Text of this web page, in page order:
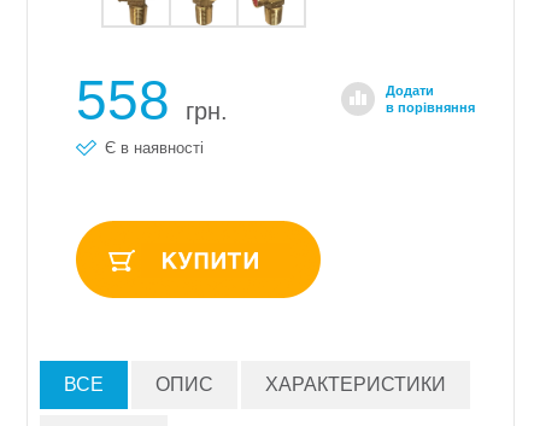
558 грн.
Додати
в порівняння
Є в наявності
ВСЕ ОПИС ХАРАКТЕРИСТИКИ